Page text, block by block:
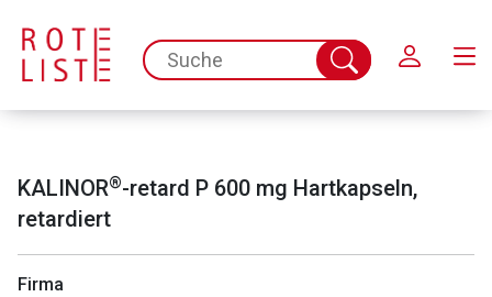
spc.search.input.placeholder
Suche
abschicken
KALINOR®-retard P 600 mg Hartkapseln,
retardiert
Firma